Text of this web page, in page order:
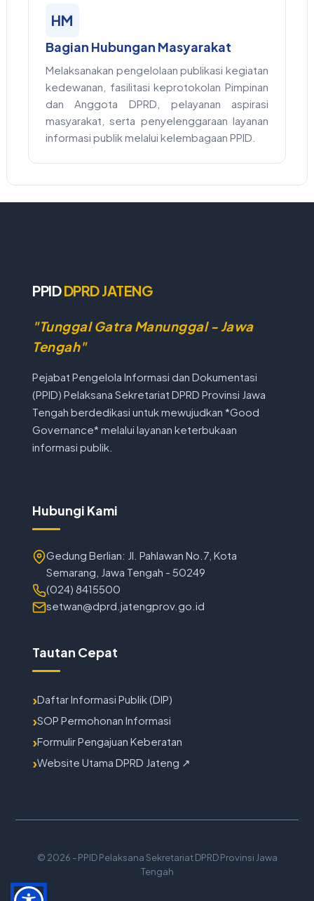
HM
Bagian Hubungan Masyarakat
Melaksanakan pengelolaan publikasi kegiatan
kedewanan, fasilitasi keprotokolan Pimpinan
dan Anggota DPRD, pelayanan aspirasi
masyarakat, serta penyelenggaraan layanan
informasi publik melalui kelembagaan PPID.
PPIDDPRD JATENG
"Tunggal Gatra Manunggal - Jawa
Tengah"
Pejabat Pengelola Informasi dan Dokumentasi
(PPID) Pelaksana Sekretariat DPRD Provinsi Jawa
Tengah berdedikasi untuk mewujudkan *Good
Governance* melalui layanan keterbukaan
informasi publik.
Hubungi Kami
Gedung Berlian: Jl. Pahlawan No.7, Kota
Semarang, Jawa Tengah - 50249
(024) 8415500
setwan@dprd.jatengprov.go.id
Tautan Cepat
Daftar Informasi Publik (DIP)
SOP Permohonan Informasi
Formulir Pengajuan Keberatan
Website Utama DPRD Jateng ↗
© 2026 -PPID Pelaksana Sekretariat DPRD Provinsi Jawa
Tengah